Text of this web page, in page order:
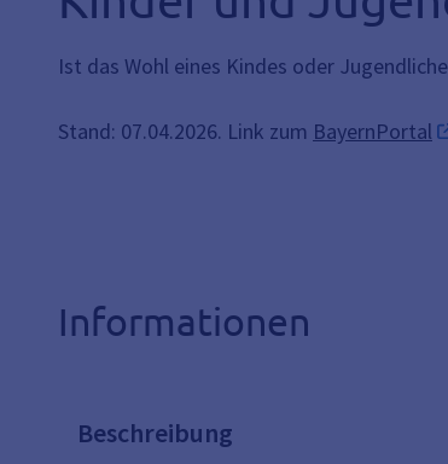
Ist das Wohl eines Kindes oder
Stand: 07.04.2026. Link zum BayernPortal
Informationen
Beschreibung